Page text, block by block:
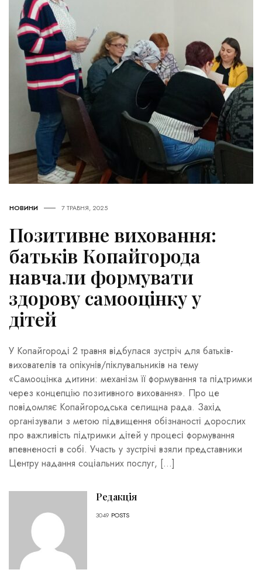
НОВИНИ 7 ТРАВНЯ, 2025
Позитивне виховання:
батьків Копайгорода
навчали формувати
здорову самооцінку у
дітей
У Копайгороді 2 травня відбулася зустріч для батьків-
вихователів та опікунів/піклувальників на тему
«Самооцінка дитини: механізм її формування та підтримки
через концепцію позитивного виховання». Про це
повідомляє Копайгородська селищна рада. Захід
організували з метою підвищення обізнаності дорослих
про важливість підтримки дітей у процесі формування
впевненості в собі. Участь у зустрічі взяли представники
Центру надання соціальних послуг, […]
Редакція
3049 POSTS